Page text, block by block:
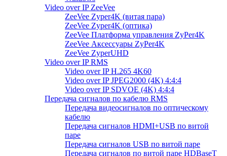
Video over IP ZeeVee
ZeeVee Zyper4K (витая пара)
ZeeVee Zyper4K (оптика)
ZeeVee Платформа управления ZyPer4K
ZeeVee Аксессуары ZyPer4K
ZeeVee ZyperUHD
Video over IP RMS
Video over IP H.265 4K60
Video over IP JPEG2000 (4K) 4:4:4
Video over IP SDVOE (4K) 4:4:4
Передача сигналов по кабелю RMS
Передача видеосигналов по оптическому
кабелю
Передача сигналов HDMI+USB по витой
паре
Передача сигналов USB по витой паре
Передача сигналов по витой паре HDBaseT